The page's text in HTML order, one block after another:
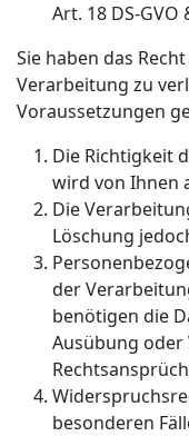
Art. 18 DS-GVO
Sie haben das
Verarbeitung zu
Voraussetzungen
Die Richtigkeit
wird von Ihnen
Die
Löschung
der
benötigen die
Ausübung
besonderen